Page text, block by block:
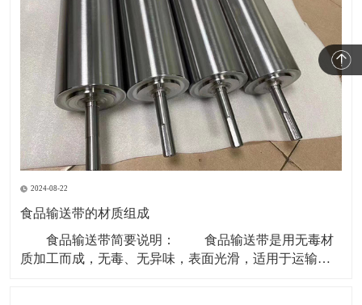
2024-08-22
食品输送带的材质组成
食品输送带简要说明： 食品输送带是用无毒材
质加工而成，无毒、无异味，表面光滑，适用于运输食